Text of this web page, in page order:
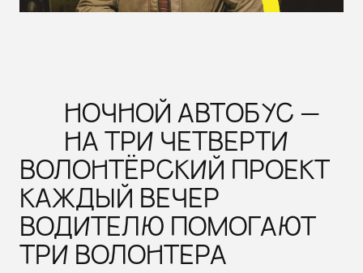
НОЧНОЙ АВТОБУС —
НА ТРИ ЧЕТВЕРТИ
ВОЛОНТЁРСКИЙ ПРОЕКТ
КАЖДЫЙ ВЕЧЕР
ВОДИТЕЛЮ ПОМОГАЮТ
ТРИ ВОЛОНТЕРА